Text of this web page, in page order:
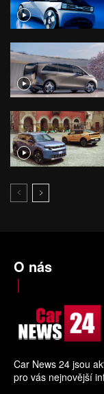
O nás
Car News 24 jsou
pro vás nejnovější